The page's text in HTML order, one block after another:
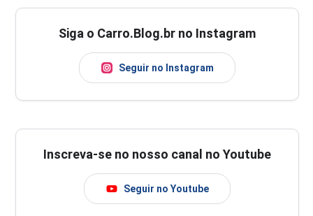
Siga o Carro.Blog.br no Instagram
Seguir no Instagram
Inscreva-se no nosso canal no Youtube
Seguir no Youtube